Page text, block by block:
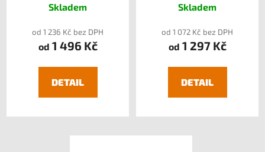
Skladem
od 1 236 Kč bez DPH
od 1 496 Kč
DETAIL
Skladem
od 1 072 Kč bez DPH
od 1 297 Kč
DETAIL